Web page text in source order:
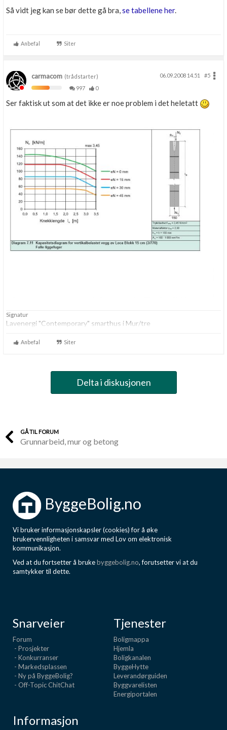
Så vidt jeg kan se bør dette gå bra,se tabellene her.
Anbefal Siter
carmacom (trådstarter) 06.09.2008 14.51
#5
997
0
Ser faktisk ut som at det ikke er noe problem i det heletatt
Signatur
Lavenergi "Contemporary" smarthus i Mur/tre
Anbefal Siter
Delta i diskusjonen
GÅ TIL FORUM
Grunnarbeid, mur og betong
ByggeBolig.no
Vi bruker informasjonskapsler (cookies) for å øke
brukervennligheten i samsvar med Lov om elektronisk
kommunikasjon.
Ved at du fortsetter å brukebyggebolig.no, forutsetter vi at du
samtykker til dette.
Snarveier
Forum
- Prosjekter
- Konkurranser
- Markedsplassen
- Ny på ByggeBolig?
- Off-Topic ChitChat
Tjenester
Boligmappa
Hjemla
Boligkanalen
ByggeHytte
Leverandørguiden
Byggvarelisten
Energiportalen
Informasjon